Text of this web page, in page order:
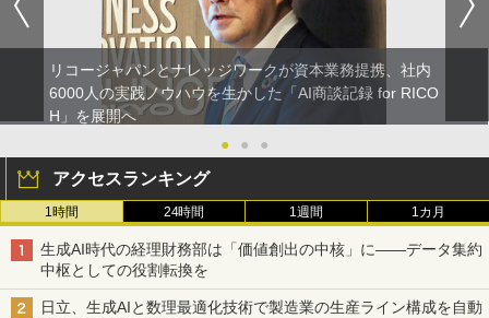
リコージャパンとナレッジワークが資本業務提携、社内
6000人の実践ノウハウを生かした「AI商談記録 for RICO
H」を展開へ
●
● ●
アクセスランキング
1時間 24時間 1週間 1カ月
生成AI時代の経理財務部は「価値創出の中核」に――データ集約
中枢としての役割転換を
日立、生成AIと数理最適化技術で製造業の生産ライン構成を自動